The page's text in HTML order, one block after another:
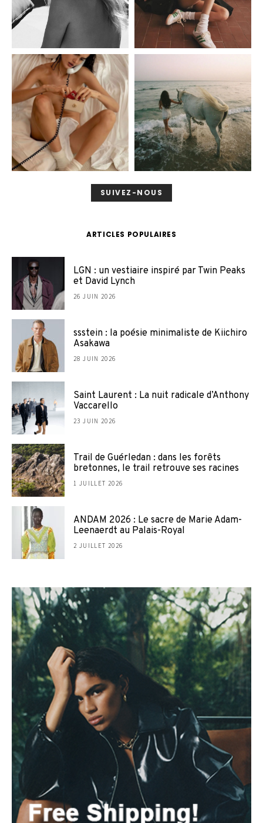
SUIVEZ-NOUS
ARTICLES POPULAIRES
LGN : un vestiaire inspiré par Twin Peaks
et David Lynch
26 JUIN 2026
ssstein : la poésie minimaliste de Kiichiro
Asakawa
28 JUIN 2026
Saint Laurent : La nuit radicale d’Anthony
Vaccarello
23 JUIN 2026
Trail de Guérledan : dans les forêts
bretonnes, le trail retrouve ses racines
1 JUILLET 2026
ANDAM 2026 : Le sacre de Marie Adam-
Leenaerdt au Palais-Royal
2 JUILLET 2026